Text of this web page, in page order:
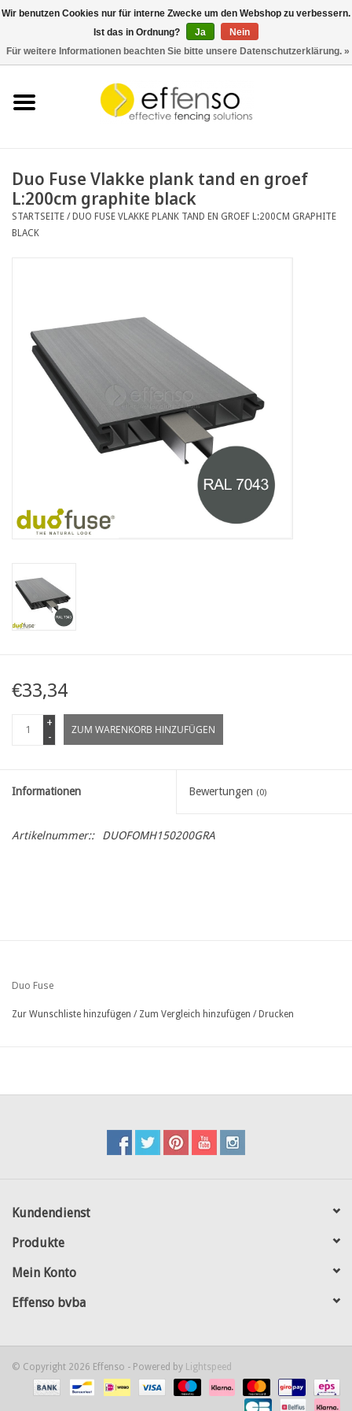
Beleuchtung
Dokumente
Duo Fuse Vlakke plank tand en groef
L:200cm graphite black
STARTSEITE /DUO FUSE VLAKKE PLANK TAND EN GROEF L:200CM GRAPHITE
BLACK
€33,34
+
-
ZUM WARENKORB HINZUFÜGEN
Informationen Bewertungen (0)
Artikelnummer:: DUOFOMH150200GRA
Duo Fuse
Zur Wunschliste hinzufügen / Zum Vergleich hinzufügen / Drucken
Kundendienst
Produkte
Mein Konto
Effenso bvba
© Copyright 2026 Effenso - Powered by Lightspeed
Wir benutzen Cookies nur für interne Zwecke um den Webshop zu verbessern.
Ist das in Ordnung?
Ja
Nein
Für weitere Informationen beachten Sie bitte unsere Datenschutzerklärung. »